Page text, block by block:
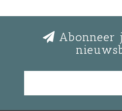
Abonneer